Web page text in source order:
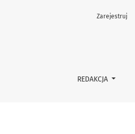
REDAKCJA
Zarejestruj